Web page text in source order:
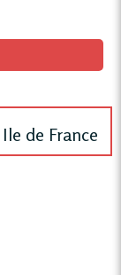
de France